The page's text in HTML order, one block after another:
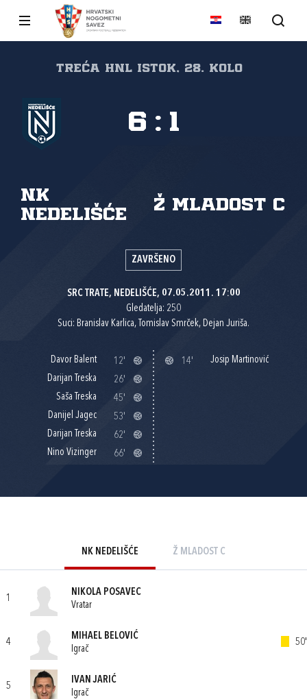
Treća HNL Istok, 28. kolo
NK
Nedelišće
Ž MLADOST C
6 : 1
ZAVRŠENO
SRC TRATE, NEDELIŠĆE, 07.05.2011. 17:00
Gledatelja: 250
Suci: Branislav Karlica, Tomislav Smrček, Dejan Juriša.
Davor Balent
12'
Darijan Treska
26'
Saša Treska
45'
Danijel Jagec
53'
Darijan Treska
62'
Nino Vizinger
66'
14' Josip Martinović
NK NEDELIŠĆE Ž MLADOST C
1
NIKOLA POSAVEC
Vratar
4
MIHAEL BELOVIĆ
Igrač
50'
5
IVAN JARIĆ
Igrač